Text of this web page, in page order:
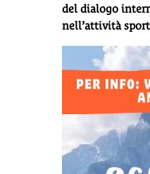
del dialogo
nell’attività